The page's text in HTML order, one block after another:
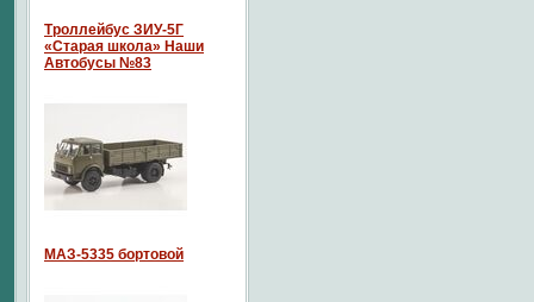
Троллейбус ЗИУ-5Г
«Старая школа» Наши
Автобусы №83
МАЗ-5335 бортовой